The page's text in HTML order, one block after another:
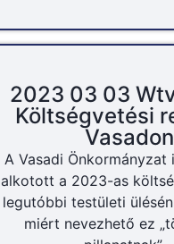
2023 03 03
Költségvetési
Vasadon
A Vasadi Önkormányzat
alkotott a 2023-as
legutóbbi testületi
miért nevezhető ez